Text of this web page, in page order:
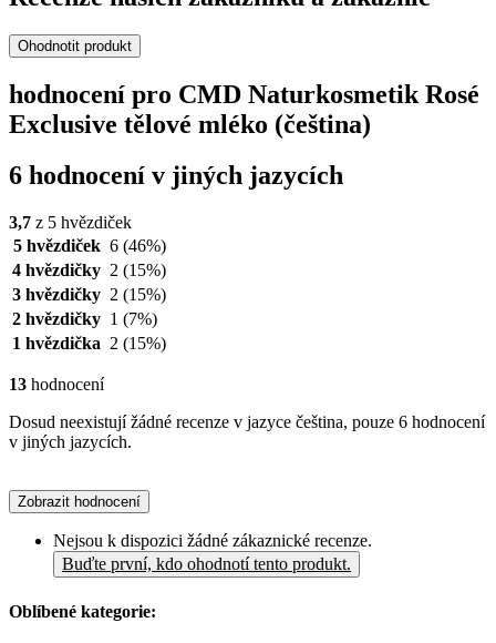
Ohodnotit produkt
hodnocení pro CMD Naturkosmetik Rosé
Exclusive tělové mléko (čeština)
6 hodnocení v jiných jazycích
3,7 z 5 hvězdiček
5 hvězdiček 6 (46%)
4 hvězdičky 2 (15%)
3 hvězdičky 2 (15%)
2 hvězdičky 1 (7%)
1 hvězdička 2 (15%)
13 hodnocení
Dosud neexistují žádné recenze v jazyce čeština, pouze 6 hodnocení
v jiných jazycích.
Zobrazit hodnocení
Nejsou k dispozici žádné zákaznické recenze.
Buďte první, kdo ohodnotí tento produkt.
Oblíbené kategorie: